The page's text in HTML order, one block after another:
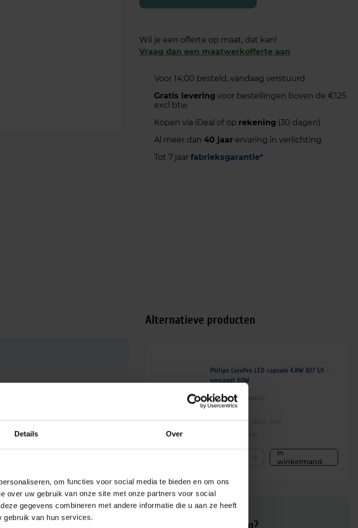
Details Over
om functies voor social media te bieden en om ons
over uw gebruik van onze site met onze partners voor social
gegevens combineren met andere informatie die u aan ze heeft
gebruik van hun services.
Wil je een offerte op maat, dat kan!
Vraag dan een maatwerkofferte aan
Voor 14:00 besteld, vandaag verstuurd
Gratis levering voor bestellingen boven de €125
excl btw
Kopen via iDeal of op rekening (30 dagen)
Al meer dan 40 jaarervaring in verlichting
Tot 7 jaar fabrieksgarantie*
Alternatieve producten
Philips CorePro LED capsule 4.8W 827 G9 –
vervangt 60W
Op voorraad
In
winkelmand
€10,25
Advies of hulp nodig?